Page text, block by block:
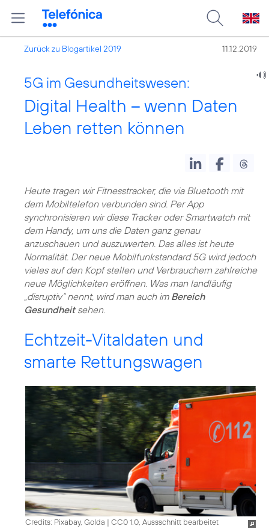
Zurück zu Blogartikel 2019 11.12.2019
5G im Gesundheitswesen:
Digital Health – wenn Daten
Leben retten können
Heute tragen wir Fitnesstracker, die via Bluetooth mit
dem Mobiltelefon verbunden sind. Per App
synchronisieren wir diese Tracker oder Smartwatch mit
dem Handy, um uns die Daten ganz genau
anzuschauen und auszuwerten. Das alles ist heute
Normalität. Der neue Mobilfunkstandard 5Gwird jedoch
vieles auf den Kopf stellen und Verbrauchern zahlreiche
neue Möglichkeiten eröffnen. Was man landläufig
„disruptiv“ nennt, wird man auch im Bereich
Gesundheitsehen.
Echtzeit-Vitaldaten und
smarte Rettungswagen
Credits: Pixabay, Golda | CC0 1.0, Aussschnitt bearbeitet